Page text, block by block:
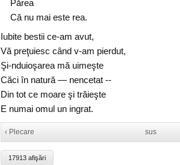
Părea
Că nu mai este rea.
Iubite bestii ce-am avut,
Vă preţuiesc când v-am pierdut,
Şi-nduioşarea mă uimeşte
Căci în natură — nencetat --
Din tot ce moare şi trăieşte
E numai omul un ingrat.
‹ Plecare sus
17913 afişări